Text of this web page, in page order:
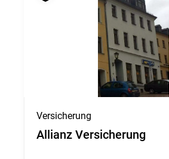
Versicherung
Allianz Versicherung